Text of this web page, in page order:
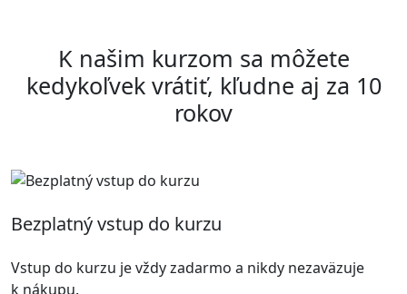
K našim kurzom sa môžete
kedykoľvek vrátiť, kľudne aj za 10
rokov
Bezplatný vstup do kurzu
Vstup do kurzu je vždy zadarmo a nikdy nezaväzuje
k nákupu.